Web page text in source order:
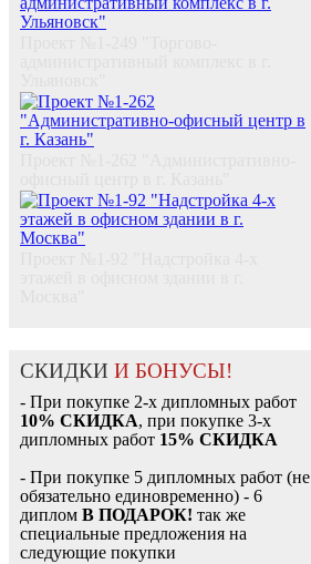
СКИДКИ И БОНУСЫ!
- При покупке 2-х дипломных работ
10% СКИДКА, при покупке 3-х
дипломных работ 15% СКИДКА
- При покупке 5 дипломных работ (не
обязательно единовременно) - 6
диплом В ПОДАРОК! так же
специальные предложения на
следующие покупки